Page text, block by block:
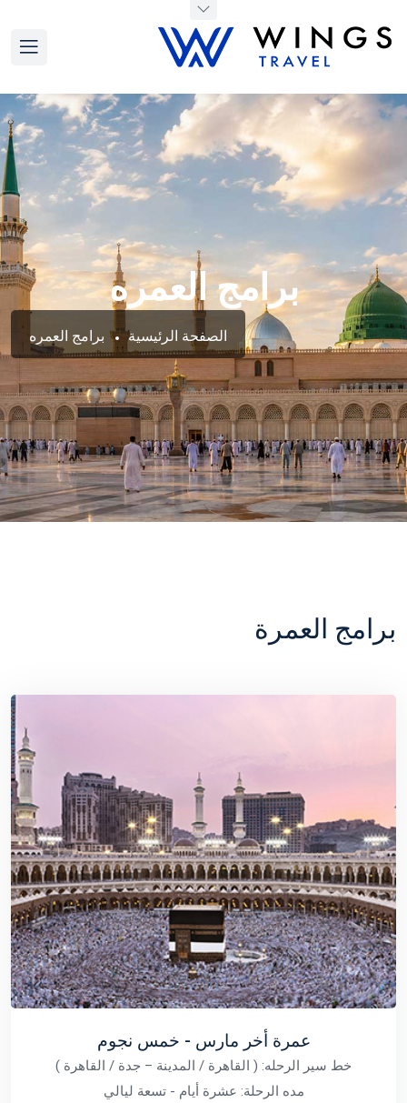
برامج العمره
الصفحة الرئيسية برامج العمره
برامج العمرة
عمرة أخر مارس - خمس نجوم
خط سير الرحله: ( القاهرة / المدينة – جدة / القاهرة )
مده الرحلة: عشرة أيام - تسعة ليالي